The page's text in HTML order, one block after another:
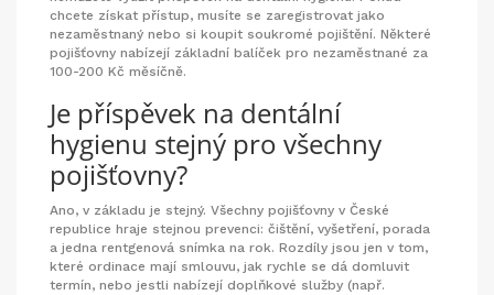
chcete získat přístup, musíte se zaregistrovat jako
nezaměstnaný nebo si koupit soukromé pojištění. Některé
pojišťovny nabízejí základní balíček pro nezaměstnané za
100-200 Kč měsíčně.
Je příspěvek na dentální
hygienu stejný pro všechny
pojišťovny?
Ano, v základu je stejný. Všechny pojišťovny v České
republice hraje stejnou prevenci: čištění, vyšetření, porada
a jedna rentgenová snímka na rok. Rozdíly jsou jen v tom,
které ordinace mají smlouvu, jak rychle se dá domluvit
termín, nebo jestli nabízejí doplňkové služby (např.